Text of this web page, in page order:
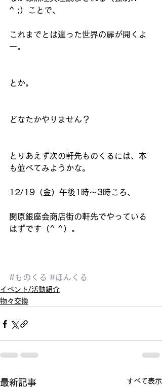
^ ;）ことで、
これまでとは違った世界の扉が開くよ
ー。
とか。
どなたかやりません？
とりあえず次の軒先ものくるには、本
も並べてみようかな。
12/19（金）午後1時〜3時ころ、
関原銀座会商店街の軒先でやっている
はずです（^ ^）。
#ものくる #ほんくる
イベント/活動紹介
物々交換
最新記事 すべて表示